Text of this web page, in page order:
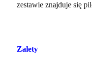
zestawie znajduje się
Zalety